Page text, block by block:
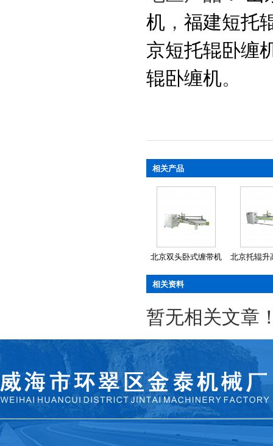
机 ， 福建短托
京短托辊卧缠
辊卧缠机。
相关产品
北京双头卧式缠带机 北京托辊升
相关资料
暂无相关文章